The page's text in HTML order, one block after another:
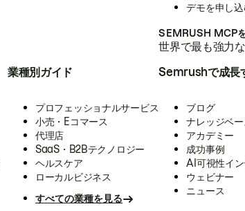
デモを申し
SEMRUSH MCP
世界で最も強力
業種別ガイド
プロフェッショナルサービス
小売・Eコマース
代理店
SaaS・B2Bテクノロジー
ヘルスケア
ローカルビジネス
すべての業種を見る
Semrushで成長
ブログ
ナレッジベー
アカデミー
成功事例
AI可視性イ
ウェビナー
ニュース